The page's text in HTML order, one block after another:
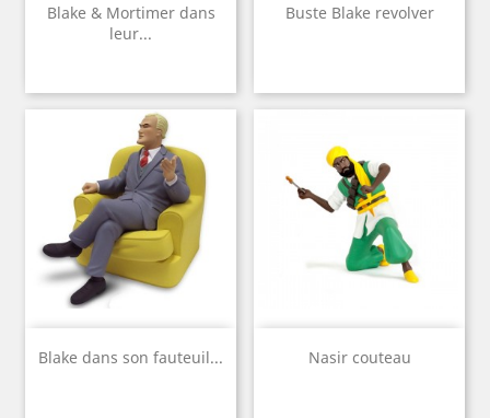
Blake & Mortimer dans
leur...
Buste Blake revolver
Blake dans son fauteuil... Nasir couteau